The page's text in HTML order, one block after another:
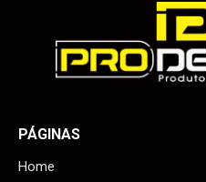
PÁGINAS
Home